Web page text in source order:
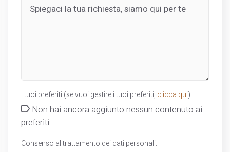
I tuoi preferiti (se vuoi gestire i tuoi preferiti, clicca qui):
Non hai ancora aggiunto nessun contenuto ai
preferiti
Consenso al trattamento dei dati personali: